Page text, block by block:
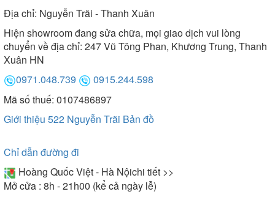
Địa chỉ: Nguyễn Trãi - Thanh Xuân
Hiện showroom đang sửa chữa, mọi giao dịch vui lòng
chuyển về địa chỉ: 247 Vũ Tông Phan, Khương Trung, Thanh
Xuân HN
0971.048.739
0915.244.598
Mã số thuế: 0107486897
Giới thiệu 522 Nguyễn Trãi Bản đồ
Chỉ dẫn đường đi
Hoàng Quốc Việt - Hà Nộichi tiết >>
Mở cửa : 8h - 21h00 (kể cả ngày lễ)